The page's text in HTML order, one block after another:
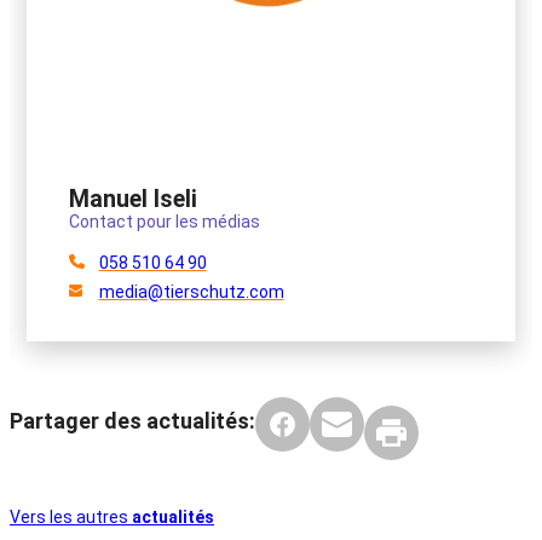
Manuel Iseli
Contact pour les médias
058 510 64 90
media@tierschutz.com
Partager des actualités:
Vers les autres actualités